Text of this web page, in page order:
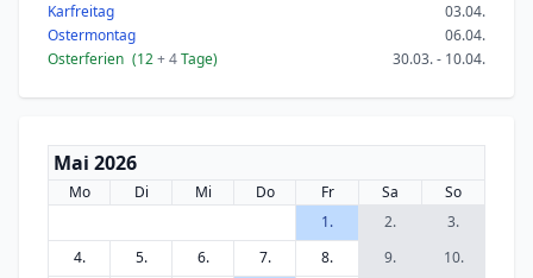
Karfreitag
03.04.
Ostermontag
06.04.
Osterferien (12+ 4Tage) 30.03. - 10.04.
Mai 2026
Mo Di Mi Do Fr Sa
So
1.
2.
3.
4.
5. 6. 7. 8. 9.
10.